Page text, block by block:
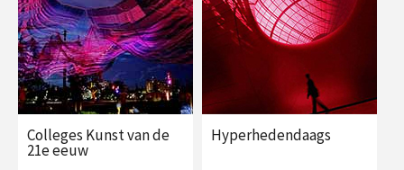
/ Op locatie of online
Speeltijd 10 uur
VAthuis
Colleges Kunst van de
21e eeuw
Hyperhedendaags